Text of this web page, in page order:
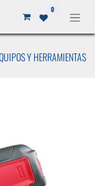
0
Y HERRAMIENTAS